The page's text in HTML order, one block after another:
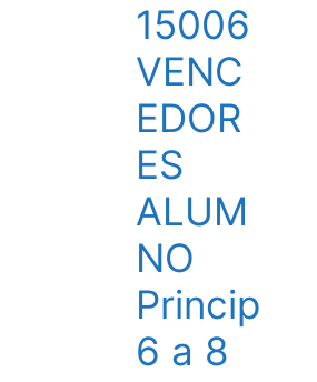
15006
VENC
EDOR
ES
ALUM
NO
Princip
6 a 8